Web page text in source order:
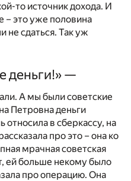
то источник дохода. И
– это уже половина
не сдаться. Так уж
деньги!» —
А мы были советские
Петровна деньги
в сберкассу, на
про это – она ко
мрачная советская
ей больше некому было
про операцию. Она